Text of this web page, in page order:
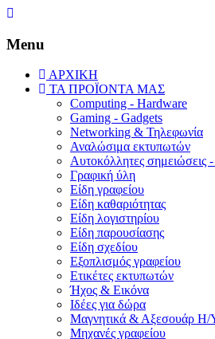
Menu
ΑΡΧΙΚΗ
ΤΑ ΠΡΟΪΟΝΤΑ ΜΑΣ
Computing - Hardware
Gaming - Gadgets
Networking & Τηλεφωνία
Αναλώσιμα εκτυπωτών
Aυτοκόλλητες σημειώσεις
Γραφική ύλη
Είδη γραφείου
Είδη καθαριότητας
Είδη λογιστηρίου
Είδη παρουσίασης
Είδη σχεδίου
Εξοπλισμός γραφείου
Ετικέτες εκτυπωτών
Ήχος & Εικόνα
Ιδέες για δώρα
Μαγνητικά & Αξεσουάρ Η/
Μηχανές γραφείου